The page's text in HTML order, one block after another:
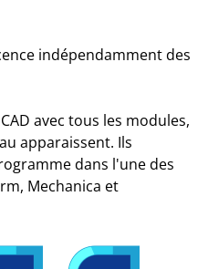
indépendamment des
avec tous les modules,
apparaissent. Ils
dans l'une des
Mechanica et